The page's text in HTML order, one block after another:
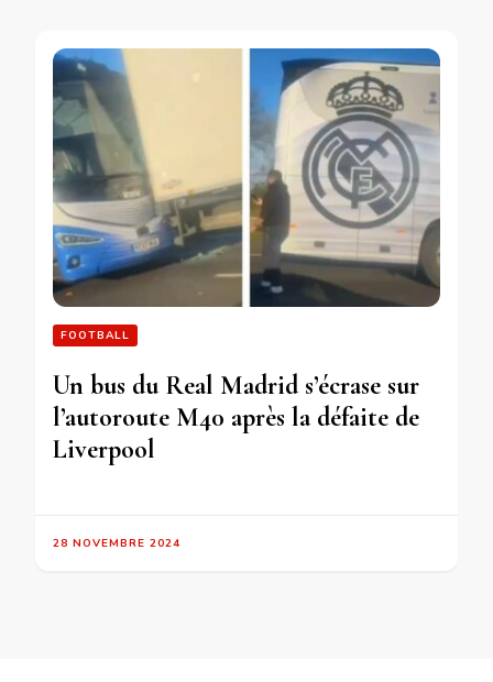
FOOTBALL
Un bus du Real Madrid s’écrase sur
l’autoroute M40 après la défaite de
Liverpool
28 NOVEMBRE 2024